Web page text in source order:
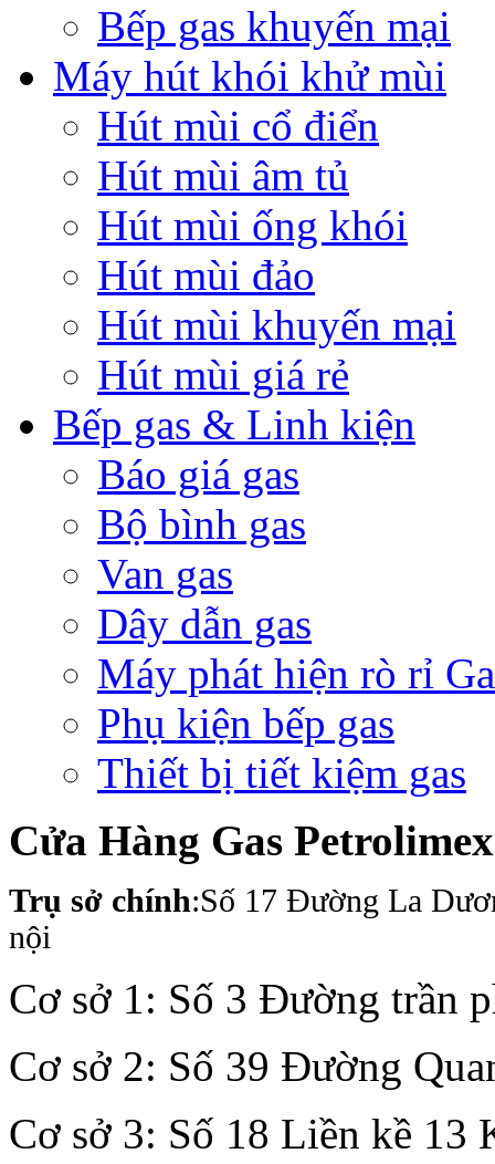
Bếp gas khuyến mại
Máy hút khói khử mùi
Hút mùi cổ điển
Hút mùi âm tủ
Hút mùi ống khói
Hút mùi đảo
Hút mùi khuyến mại
Hút mùi giá rẻ
Bếp gas & Linh kiện
Báo giá gas
Bộ bình gas
Van gas
Dây dẫn gas
Máy phát hiện rò rỉ
Phụ kiện bếp gas
Thiết bị tiết kiệm gas
Cửa Hàng Gas
Trụ sở chính:Số 17 Đường La
nội
Cơ sở 1: Số 3 Đường trần
Cơ sở 2: Số 39 Đường
Cơ sở 3: Số 18 Liền kề